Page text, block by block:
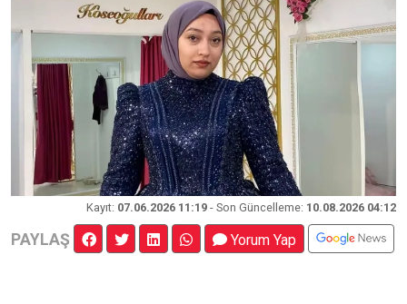
Kayıt: 07.06.2026 11:19 - Son Güncelleme: 10.08.2026 04:12
PAYLAŞ Yorum Yap